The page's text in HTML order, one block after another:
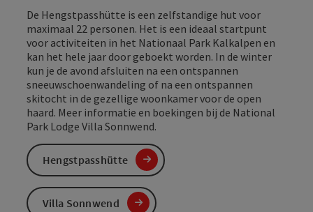
De Hengstpasshütte is een zelfstandige hut voor
maximaal 22 personen. Het is een ideaal startpunt
voor activiteiten in het Nationaal Park Kalkalpen en
kan het hele jaar door geboekt worden. In de winter
kun je de avond afsluiten na een ontspannen
sneeuwschoenwandeling of na een ontspannen
skitocht in de gezellige woonkamer voor de open
haard. Meer informatie en boekingen bij de National
Park Lodge Villa Sonnwend.
Hengstpasshütte
Villa Sonnwend